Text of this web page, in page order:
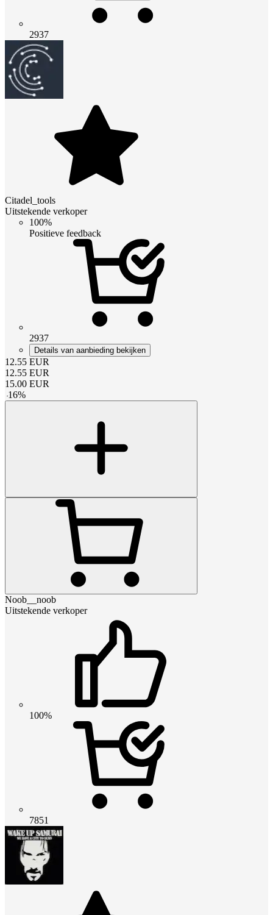
2937
Citadel_tools
Uitstekende verkoper
100%
Positieve feedback
2937
Details van aanbieding bekijken
12.55 EUR
12.55 EUR
15.00 EUR
-16%
Noob__noob
Uitstekende verkoper
100%
7851